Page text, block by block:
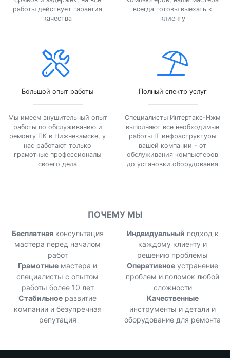
работы действует гарантия
качества
всегда готовы выехать к
клиенту
Большой опыт работы
Мы имеем внушительный опыт
работы по обслуживанию и
ремонту ПК в Нижнекамске, у
нас работают только
грамотные профессионалы
своего дела
Полный спектр услуг
Специалисты Интертакс-Нжм
выполняют все необходимые
работы IT инфраструктуры
вашей компании - от
обслуживания компьютеров
до установки оборудования
ПОЧЕМУ МЫ
Бесплатнаяконсультация
мастера перед началом
работ
Индвидуальный подход к
каждому клиенту и
решению проблемы
Грамотные мастера и
специалисты с опытом
работы более 10 лет
Оперативное устранение
проблем и поломок любой
сложности
Стабильное развитие
компании и безупречная
репутация
Качественные
инструменты и детали и
оборудование для ремонта